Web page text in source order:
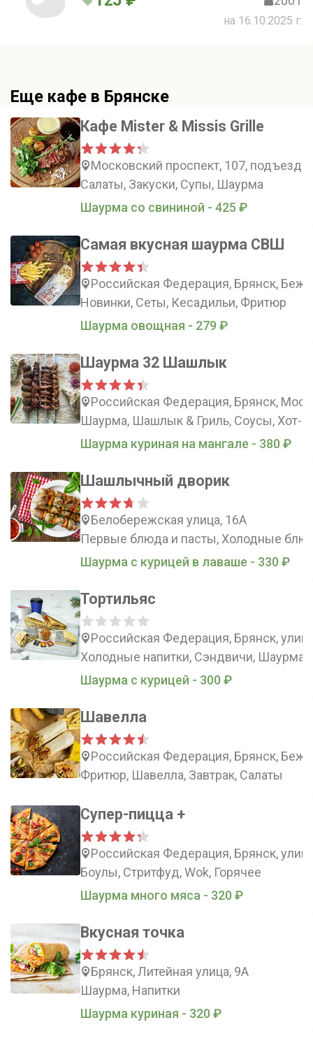
на 16.10.2025 г.
Еще кафе в Брянске
Кафе Mister & Missis Grille
Московский проспект, 107, подъезд 1
Салаты, Закуски, Супы, Шаурма
Шаурма со свининой - 425 ₽
Самая вкусная шаурма СВШ
Российская Федерация, Брянск,
Новинки, Сеты, Кесадильи, Фритюр
Шаурма овощная - 279 ₽
Шаурма 32 Шашлык
Российская Федерация, Брянск,
Шаурма, Шашлык & Гриль, Соусы, Хот-
Шаурма куриная на мангале - 380 ₽
Шашлычный дворик
Белобережская улица, 16А
Первые блюда и пасты, Холодные
Шаурма с курицей в лаваше - 330 ₽
Тортильяс
Российская Федерация, Брянск,
Холодные напитки, Сэндвичи, Шаурма,
Шаурма с курицей - 300 ₽
Шавелла
Российская Федерация, Брянск,
Фритюр, Шавелла, Завтрак, Салаты
Супер-пицца +
Российская Федерация, Брянск,
Боулы, Стритфуд, Wok, Горячее
Шаурма много мяса - 320 ₽
Вкусная точка
Брянск, Литейная улица, 9А
Шаурма, Напитки
Шаурма куриная - 320 ₽